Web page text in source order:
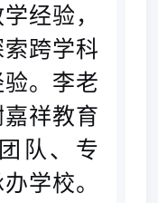
经验，
跨学科
。李老
祥教育
队、专
学校。